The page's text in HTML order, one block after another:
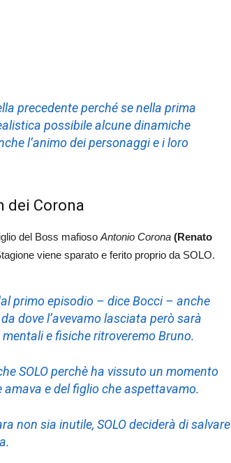
precedente perché se nella prima
possibile alcune dinamiche
l’animo dei personaggi e i loro
dei Corona
del Boss mafioso Antonio Corona (Renato
viene sparato e ferito proprio da SOLO.
primo episodio – dice Bocci – anche
dove l’avevamo lasciata però sarà
e fisiche ritroveremo Bruno.
SOLO perchè ha vissuto un momento
e del figlio che aspettavamo.
non sia inutile, SOLO deciderà di salvare